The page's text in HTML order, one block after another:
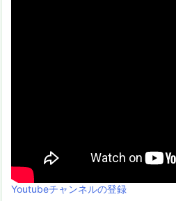
Youtubeチャンネルの登録